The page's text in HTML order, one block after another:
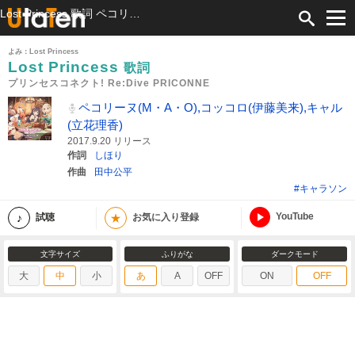
よみ：Lost Princess
Lost Princess 歌詞
プリンセスコネクト! Re:Dive PRICONNE
ペコリーヌ(M・A・O),コッコロ(伊藤美来),キャル
(立花理香)
2017.9.20 リリース
作詞
しほり
作曲
田中公平
#キャラソン
試聴 ★ お気に入り登録 YouTube
文字サイズ
大 中 小
ふりがな
あ A OFF
ダークモード
ON OFF